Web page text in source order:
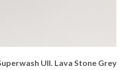
Ull. Lava Stone Grey